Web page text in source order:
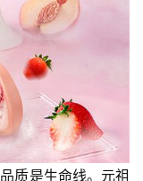
质是生命线。元祖